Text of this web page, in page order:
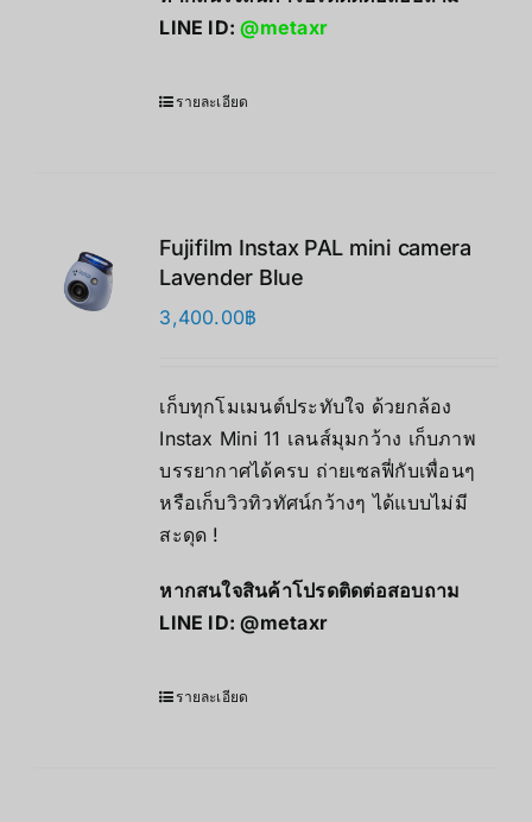
LINE ID:@metaxr
รายละเอียด
Fujifilm Instax PAL mini camera
Lavender Blue
3,400.00฿
เก็บทุกโมเมนต์ประทับใจ ด้วยกล้อง
Instax Mini 11 เลนส์มุมกว้าง เก็บภาพ
บรรยากาศได้ครบ ถ่ายเซลฟี่กับเพื่อนๆ
หรือเก็บวิวทิวทัศน์กว้างๆ ได้แบบไม่มี
สะดุด !
หากสนใจสินค้าโปรดติดต่อสอบถาม
LINE ID:@metaxr
รายละเอียด